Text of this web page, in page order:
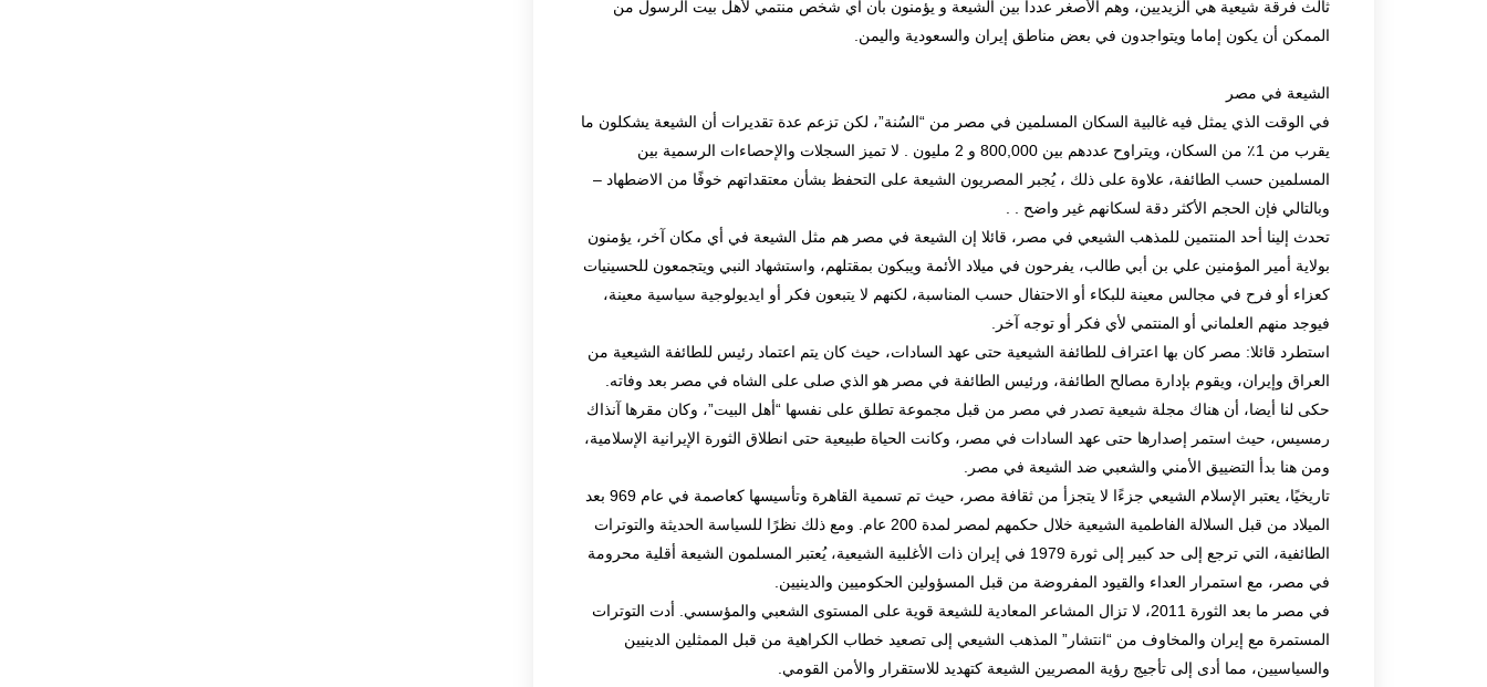
ثالث فرقة شيعية هي الزيديين، وهم الأصغر عددا بين الشيعة و يؤمنون بأن أي شخص منتمي لأهل بيت الرسول من
الممكن أن يكون إماما ويتواجدون في بعض مناطق إيران والسعودية واليمن.
الشيعة في مصر
في الوقت الذي يمثل فيه غالبية السكان المسلمين في مصر من “السُنة”، لكن تزعم عدة تقديرات أن الشيعة يشكلون ما
يقرب من 1٪ من السكان، ويتراوح عددهم بين 800,000 و 2 مليون . لا تميز السجلات والإحصاءات الرسمية بين
المسلمين حسب الطائفة، علاوة على ذلك ، يُجبر المصريون الشيعة على التحفظ بشأن معتقداتهم خوفًا من الاضطهاد –
وبالتالي فإن الحجم الأكثر دقة لسكانهم غير واضح . .
تحدث إلينا أحد المنتمين للمذهب الشيعي في مصر، قائلا إن الشيعة في مصر هم مثل الشيعة في أي مكان آخر، يؤمنون
بولاية أمير المؤمنين علي بن أبي طالب، يفرحون في ميلاد الأئمة ويبكون بمقتلهم، واستشهاد النبي ويتجمعون للحسينيات
كعزاء أو فرح في مجالس معينة للبكاء أو الاحتفال حسب المناسبة، لكنهم لا يتبعون فكر أو ايديولوجية سياسية معينة،
فيوجد منهم العلماني أو المنتمي لأي فكر أو توجه آخر.
استطرد قائلا: مصر كان بها اعتراف للطائفة الشيعية حتى عهد السادات، حيث كان يتم اعتماد رئيس للطائفة الشيعية من
العراق وإيران، ويقوم بإدارة مصالح الطائفة، ورئيس الطائفة في مصر هو الذي صلى على الشاه في مصر بعد وفاته.
حكى لنا أيضا، أن هناك مجلة شيعية تصدر في مصر من قبل مجموعة تطلق على نفسها “أهل البيت”، وكان مقرها آنذاك
رمسيس، حيث استمر إصدارها حتى عهد السادات في مصر، وكانت الحياة طبيعية حتى انطلاق الثورة الإيرانية الإسلامية،
ومن هنا بدأ التضييق الأمني والشعبي ضد الشيعة في مصر.
تاريخيًا، يعتبر الإسلام الشيعي جزءًا لا يتجزأ من ثقافة مصر، حيث تم تسمية القاهرة وتأسيسها كعاصمة في عام 969 بعد
الميلاد من قبل السلالة الفاطمية الشيعية خلال حكمهم لمصر لمدة 200 عام. ومع ذلك نظرًا للسياسة الحديثة والتوترات
الطائفية، التي ترجع إلى حد كبير إلى ثورة 1979 في إيران ذات الأغلبية الشيعية، يُعتبر المسلمون الشيعة أقلية محرومة
في مصر، مع استمرار العداء والقيود المفروضة من قبل المسؤولين الحكوميين والدينيين.
في مصر ما بعد الثورة 2011، لا تزال المشاعر المعادية للشيعة قوية على المستوى الشعبي والمؤسسي. أدت التوترات
المستمرة مع إيران والمخاوف من “انتشار” المذهب الشيعي إلى تصعيد خطاب الكراهية من قبل الممثلين الدينيين
والسياسيين، مما أدى إلى تأجيج رؤية المصريين الشيعة كتهديد للاستقرار والأمن القومي.